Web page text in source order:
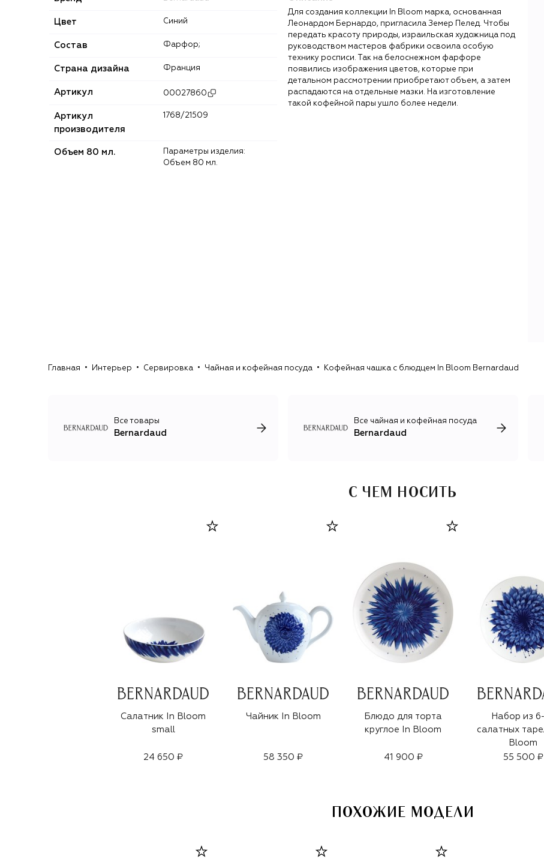
Цвет Синий
Состав Фарфор;
Страна дизайна Франция
Артикул 00027860
Артикул
производителя
1768/21509
Объем 80 мл.
Объем 80 мл.
Для создания коллекции In Bloom марка, основанная
Леонардом Бернардо, пригласила Земер Пелед. Чтобы
передать красоту природы, израильская художница под
руководством мастеров фабрики освоила особую
технику росписи. Так на белоснежном фарфоре
появились изображения цветов, которые при
детальном рассмотрении приобретают объем, а затем
распадаются на отдельные мазки. На изготовление
такой кофейной пары ушло более недели.
Главная Интерьер Сервировка Чайная и кофейная посуда Кофейная чашка с блюдцем In Bloom Bernardaud
Все товары
Bernardaud
Все чайная и кофейная посуда
Bernardaud
С ЧЕМ НОСИТЬ
Салатник In Bloom
small
24 650 ₽
Чайник In Bloom
58 350 ₽
Блюдо для торта
круглое In Bloom
41 900 ₽
Набор из
салатных
Bloom
55 500 ₽
ПОХОЖИЕ МОДЕЛИ